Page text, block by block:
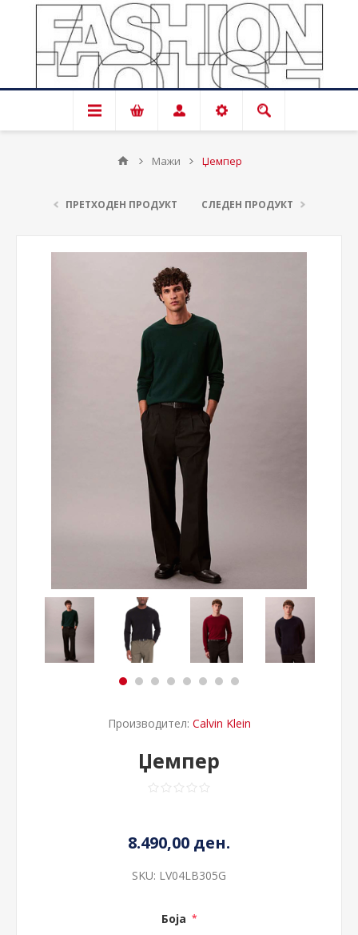
Мажи Џемпер
ПРЕТХОДЕН ПРОДУКТ СЛЕДЕН ПРОДУКТ
Производител: Calvin Klein
Џемпер
8.490,00 ден.
SKU: LV04LB305G
Боја *